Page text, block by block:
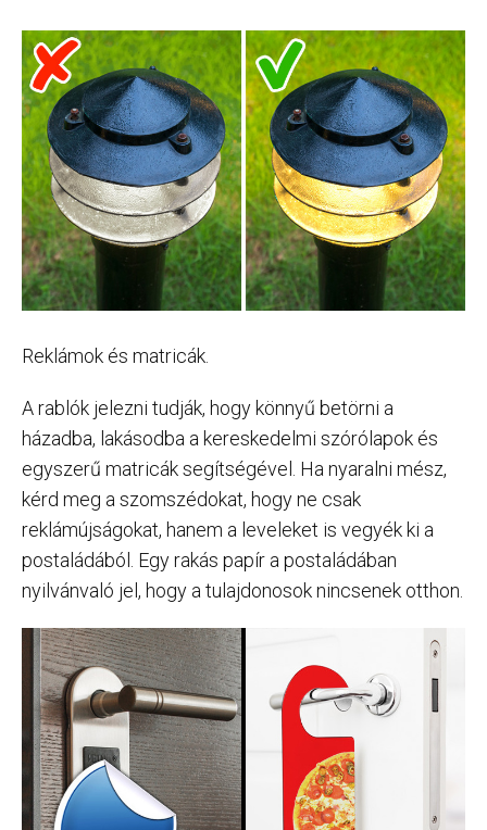
Reklámok és matricák.
A rablók jelezni tudják, hogy könnyű betörni a
házadba, lakásodba a kereskedelmi szórólapok és
egyszerű matricák segítségével. Ha nyaralni mész,
kérd meg a szomszédokat, hogy ne csak
reklámújságokat, hanem a leveleket is vegyék ki a
postaládából. Egy rakás papír a postaládában
nyilvánvaló jel, hogy a tulajdonosok nincsenek otthon.